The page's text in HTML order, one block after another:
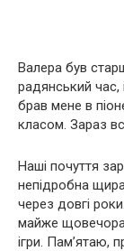
Валера був
радянський час,
брав мене в
класом. Зараз
Наші почуття
непідробна
через довгі
майже щовечора
ігри. Пам’ятаю,